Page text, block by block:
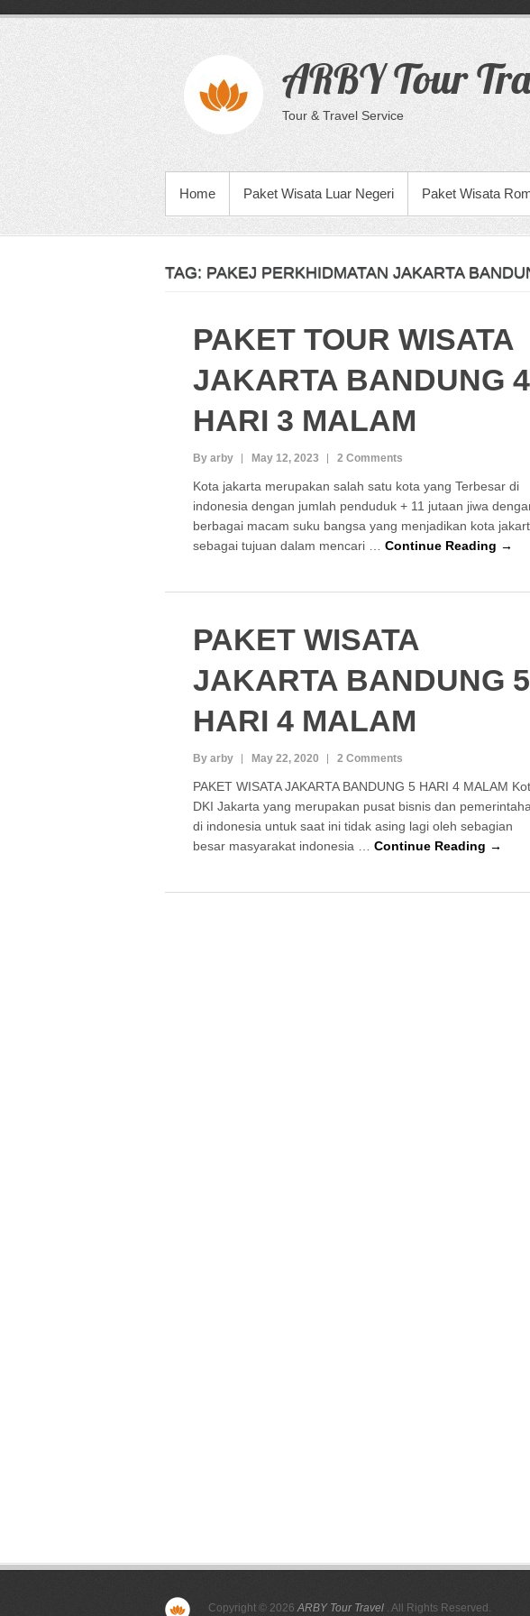
content
ARBY Tour
Tour & Travel Service
PRIMARY MENU
Home Paket Wisata Luar Negeri Paket Wisata
TAG: PAKEJ PERKHIDMATAN JAKARTA
PAKET TOUR WISATA
JAKARTA BANDUNG 4
HARI 3 MALAM
By arby May 12, 2023 2 Comments
Kota jakarta merupakan salah satu kota yang Terbesar di
indonesia dengan jumlah penduduk + 11 jutaan jiwa
berbagai macam suku bangsa yang menjadikan kota
sebagai tujuan dalam mencari … Continue Reading →
PAKET WISATA
JAKARTA BANDUNG 5
HARI 4 MALAM
By arby May 22, 2020 2 Comments
PAKET WISATA JAKARTA BANDUNG 5 HARI 4 MALAM
DKI Jakarta yang merupakan pusat bisnis dan
di indonesia untuk saat ini tidak asing lagi oleh sebagian
besar masyarakat indonesia … Continue Reading →
Copyright © 2026ARBY Tour Travel . All Rights Reserved.